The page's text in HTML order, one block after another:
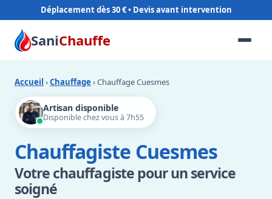
Déplacement dès 30 €
SaniChauffe
Accueil ›Chauffage › Chauffage Cuesmes
Artisan disponible
Disponible chez vous à 7h55
Chauffagiste Cuesmes
Votre chauffagiste pour un service
soigné